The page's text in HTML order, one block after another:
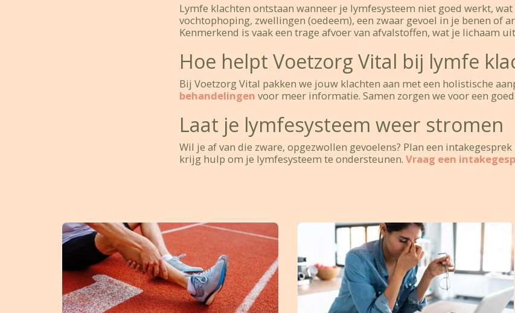
Lymfe klachten ontstaan wanneer je lymfesysteem niet goed werkt,
vochtophoping, zwellingen (oedeem), een zwaar gevoel in je benen of
Kenmerkend is vaak een trage afvoer van afvalstoffen, wat je lichaam
Hoe helpt Voetzorg Vital bij lymfe
Bij Voetzorg Vital pakken we jouw klachten aan met een holistische
behandelingen voor meer informatie. Samen zorgen we voor een
Laat je lymfesysteem weer stromen
Wil je af van die zware, opgezwollen gevoelens? Plan een
krijg hulp om je lymfesysteem te ondersteunen. Vraag een